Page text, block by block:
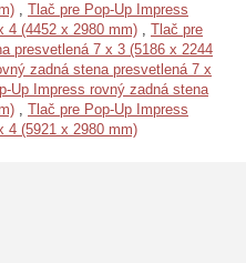
, Tlač pre Pop-Up Impress
4 (4452 x 2980 mm) , Tlač pre
presvetlená 7 x 3 (5186 x 2244
zadná stena presvetlená 7 x
Up Impress rovný zadná stena
, Tlač pre Pop-Up Impress
4 (5921 x 2980 mm)